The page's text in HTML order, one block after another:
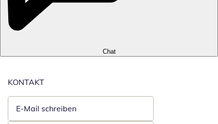
Chat
KONTAKT
E-Mail schreiben
Öffnet E-Mail-Client